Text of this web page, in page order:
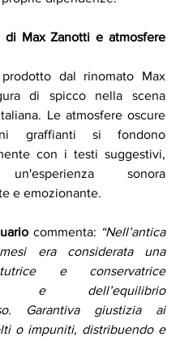
di Max Zanotti e atmosfere
dal rinomato Max
di spicco nella scena
Le atmosfere oscure
graffianti si fondono
con i testi suggestivi,
sonora
e emozionante.
commenta: “Nell’antica
era considerata una
e conservatrice
e dell’equilibrio
Garantiva giustizia ai
o impuniti, distribuendo e